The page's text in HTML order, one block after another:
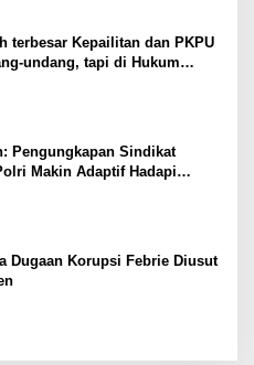
terbesar Kepailitan dan PKPU
undang, tapi di Hukum
Pengungkapan Sindikat
Makin Adaptif Hadapi
Dugaan Korupsi Febrie Diusut